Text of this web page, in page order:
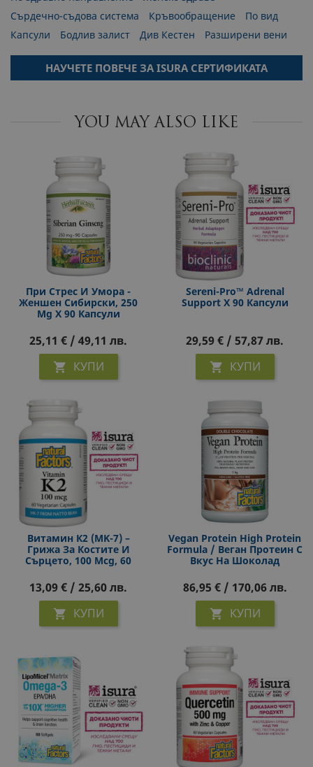
Сърдечно-съдова система
Кръвообращение
По вид
Капсули
Бодлив залист Див Кестен Разширени вени
НАУЧЕТЕ ПОВЕЧЕ ЗА ISURA СЕРТИФИКАТА
YOU MAY ALSO LIKE
При Стрес И Умора -
Женшен Сибирски, 250
Mg Х 90 Капсули
25,11 € / 49,11 лв.
 КУПИ
Sereni-Pro™ Adrenal
Support Х 90 Капсули
29,59 € / 57,87 лв.
 КУПИ
Витамин К2 (MK-7) –
Грижа За Костите И
Сърцето, 100 Mcg, 60
Прием
13,09 € / 25,60 лв.
 КУПИ
Vegan Protein High Protein
Formula / Веган Протеин С
Вкус На Шоколад
86,95 € / 170,06 лв.
 КУПИ